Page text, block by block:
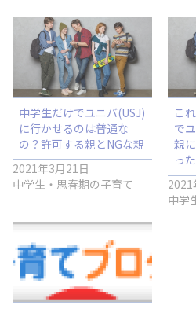
中学生だけでユニバ(USJ)
に行かせるのは普通な
の？許可する親とNGな親
2021年3月21日
中学生・思春期の子育て
こ
で
親
っ
2021
中学